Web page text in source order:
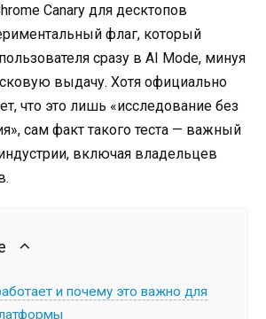
Canary для десктопов
флаг, который
сразу в AI Mode, минуя
выдачу. Хотя официально
что это лишь «исследование без
сам факт такого теста — важный
включая владельцев
и почему это важно для